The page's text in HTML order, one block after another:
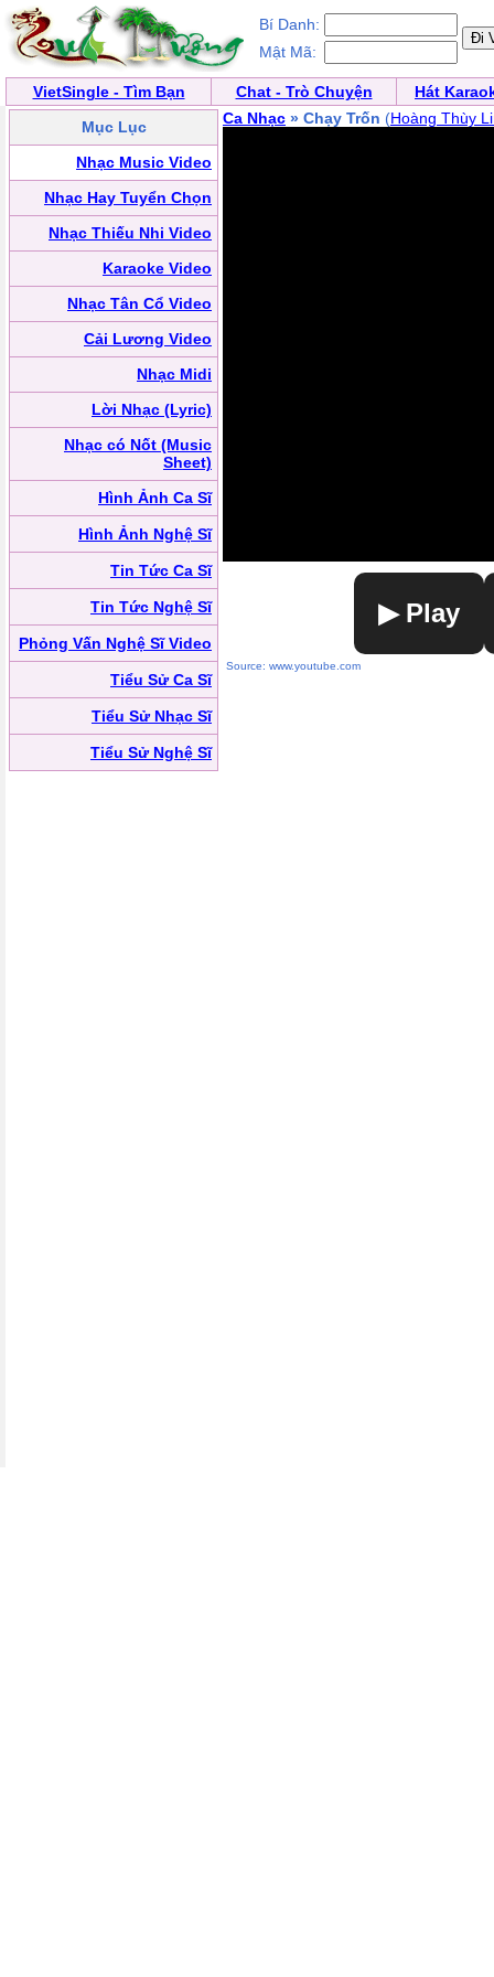
Bí Danh:
Mật Mã:
VietSingle - Tìm Bạn Chat - Trò Chuyện
Hát
Mục Lục
Nhạc Music Video
Nhạc Hay Tuyển Chọn
Nhạc Thiếu Nhi Video
Karaoke Video
Nhạc Tân Cổ Video
Cải Lương Video
Nhạc Midi
Lời Nhạc (Lyric)
Nhạc có Nốt (Music
Sheet)
Hình Ảnh Ca Sĩ
Hình Ảnh Nghệ Sĩ
Tin Tức Ca Sĩ
Tin Tức Nghệ Sĩ
Phỏng Vấn Nghệ Sĩ Video
Tiểu Sử Ca Sĩ
Tiểu Sử Nhạc Sĩ
Tiểu Sử Nghệ Sĩ
Ca Nhạc » Chạy Trốn (Hoàng Thùy
▶ Play
Source: www.youtube.com